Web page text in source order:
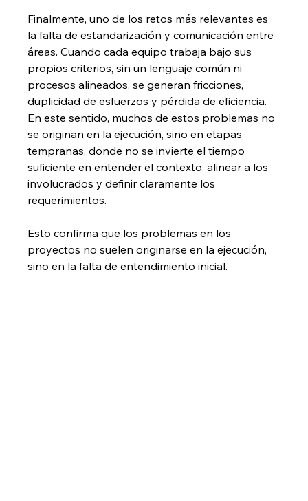
Finalmente, uno de los retos más relevantes es
la falta de estandarización y comunicación entre
áreas. Cuando cada equipo trabaja bajo sus
propios criterios, sin un lenguaje común ni
procesos alineados, se generan fricciones,
duplicidad de esfuerzos y pérdida de eficiencia.
En este sentido, muchos de estos problemas no
se originan en la ejecución, sino en etapas
tempranas, donde no se invierte el tiempo
suficiente en entender el contexto, alinear a los
involucrados y definir claramente los
requerimientos.
Esto confirma que los problemas en los
proyectos no suelen originarse en la ejecución,
sino en la falta de entendimiento inicial.